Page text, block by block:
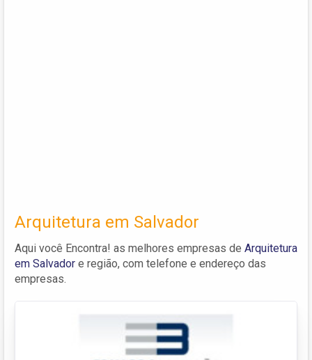
Arquitetura em Salvador
Aqui você Encontra! as melhores empresas de Arquitetura
em Salvador e região, com telefone e endereço das
empresas.